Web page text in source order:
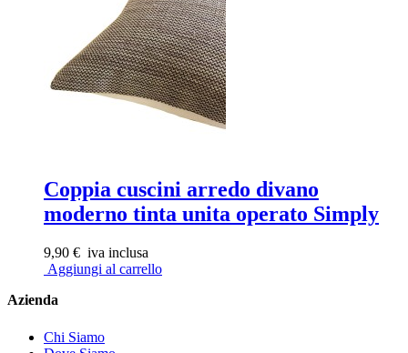
Coppia cuscini arredo divano
moderno tinta unita operato Simply
9,90 € iva inclusa
Aggiungi al carrello
Azienda
Chi Siamo